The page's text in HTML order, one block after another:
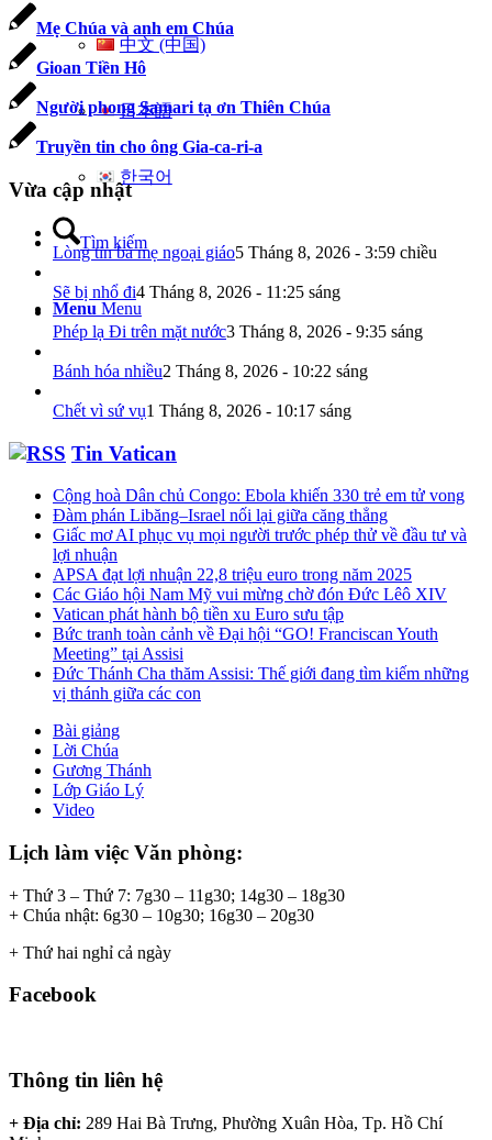
中文 (中国)
日本語
한국어
Tìm kiếm
Menu Menu
Mẹ Chúa và anh em Chúa
Gioan Tiền Hô
Người phong Samari tạ ơn Thiên Chúa
Truyền tin cho ông Gia-ca-ri-a
Vừa cập nhật
Lòng tin bà mẹ ngoại giáo5 Tháng 8, 2026 - 3:59 chiều
Sẽ bị nhổ đi4 Tháng 8, 2026 - 11:25 sáng
Phép lạ Đi trên mặt nước3 Tháng 8, 2026 - 9:35 sáng
Bánh hóa nhiều2 Tháng 8, 2026 - 10:22 sáng
Chết vì sứ vụ1 Tháng 8, 2026 - 10:17 sáng
Tin Vatican
Cộng hoà Dân chủ Congo: Ebola khiến 330 trẻ em tử vong
Đàm phán Libăng–Israel nối lại giữa căng thẳng
Giấc mơ AI phục vụ mọi người trước phép thử về đầu tư và
lợi nhuận
APSA đạt lợi nhuận 22,8 triệu euro trong năm 2025
Các Giáo hội Nam Mỹ vui mừng chờ đón Đức Lêô XIV
Vatican phát hành bộ tiền xu Euro sưu tập
Bức tranh toàn cảnh về Đại hội “GO! Franciscan Youth
Meeting” tại Assisi
Đức Thánh Cha thăm Assisi: Thế giới đang tìm kiếm những
vị thánh giữa các con
Bài giảng
Lời Chúa
Gương Thánh
Lớp Giáo Lý
Video
Lịch làm việc Văn phòng:
+ Thứ 3 – Thứ 7: 7g30 – 11g30; 14g30 – 18g30
+ Chúa nhật: 6g30 – 10g30; 16g30 – 20g30
+ Thứ hai nghỉ cả ngày
Facebook
Thông tin liên hệ
+ Địa chỉ: 289 Hai Bà Trưng, Phường Xuân Hòa, Tp. Hồ Chí